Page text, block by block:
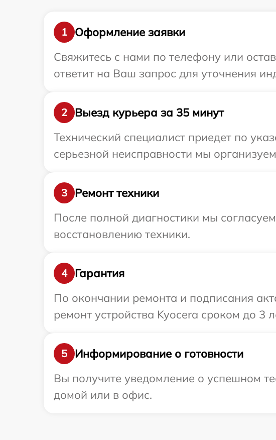
1
Оформление заявки
Свяжитесь с нами по телефону или
ответит на Ваш запрос для уточнения
2
Выезд курьера за 35 минут
Технический специалист приедет по
серьезной неисправности мы
3
Ремонт техники
После полной диагностики мы
восстановлению техники.
4
Гарантия
По окончании ремонта и подписания
ремонт устройства Kyocera сроком до 3
5
Информирование о готовности
Вы получите уведомление о успешном
домой или в офис.